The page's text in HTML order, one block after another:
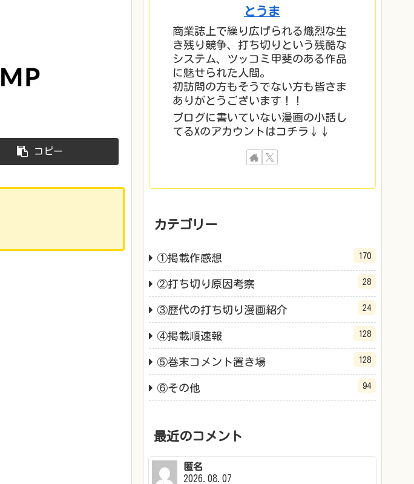
コピー
とうま
商業誌上で繰り広げられる熾烈な生
き残り競争、打ち切りという残酷な
システム、ツッコミ甲斐のある作品
に魅せられた人間。
初訪問の方もそうでない方も皆さま
ありがとうございます！！
ブログに書いていない漫画の小話し
てるXのアカウントはコチラ↓↓
カテゴリー
①掲載作感想 170
②打ち切り原因考察 28
③歴代の打ち切り漫画紹介 24
④掲載順速報 128
⑤巻末コメント置き場 128
⑥その他 94
最近のコメント
匿名
2026.08.07